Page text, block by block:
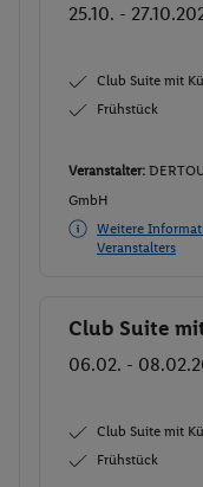
25.10. -
Club Suite mit
Frühstück
Veranstalter:
GmbH
Weitere
Veranstalters
Buchen
Club Suite
06.02. -
Club Suite mit
Frühstück